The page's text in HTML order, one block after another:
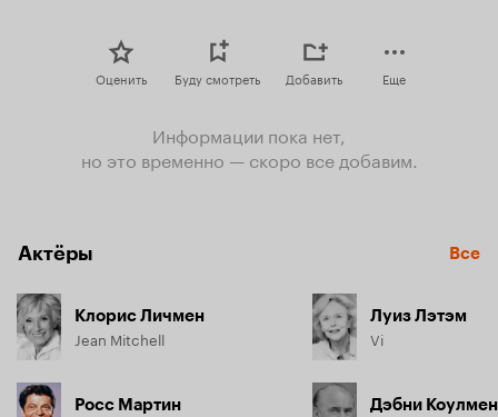
Оценить Буду смотреть Добавить Еще
Информации пока нет,
но это временно — скоро все добавим.
Актёры Все
Клорис Личмен
Jean Mitchell
Росс Мартин
Луиз Лэтэм
Vi
Дэбни Коулмен